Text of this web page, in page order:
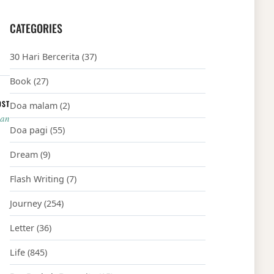
CATEGORIES
30 Hari Bercerita (37)
Book (27)
Doa malam (2)
Doa pagi (55)
Dream (9)
Flash Writing (7)
Journey(254)
Letter (36)
Life (845)